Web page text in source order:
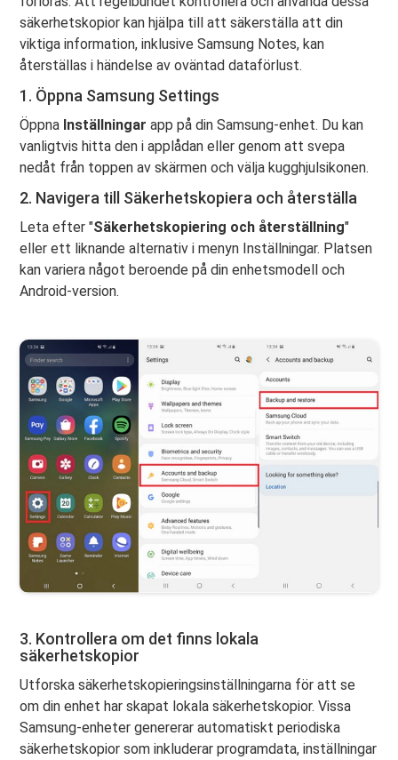
säkerhetskopior kan hjälpa till att säkerställa att din
viktiga information, inklusive Samsung Notes, kan
återställas i händelse av oväntad dataförlust.
1. Öppna Samsung Settings
Öppna Inställningar app på din Samsung-enhet. Du kan
vanligtvis hitta den i applådan eller genom att svepa
nedåt från toppen av skärmen och välja kugghjulsikonen.
2. Navigera till Säkerhetskopiera och återställa
Leta efter "Säkerhetskopiering och återställning"
eller ett liknande alternativ i menyn Inställningar. Platsen
kan variera något beroende på din enhetsmodell och
Android-version.
3. Kontrollera om det finns lokala
säkerhetskopior
Utforska säkerhetskopieringsinställningarna för att se
om din enhet har skapat lokala säkerhetskopior. Vissa
Samsung-enheter genererar automatiskt periodiska
säkerhetskopior som inkluderar programdata, inställningar